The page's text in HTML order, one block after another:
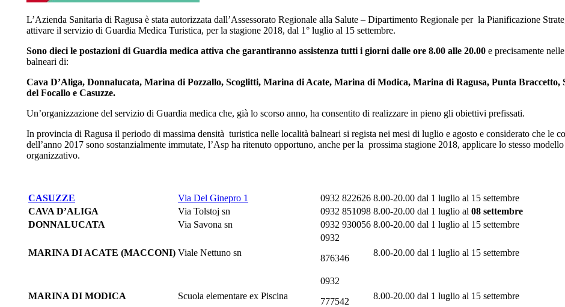
L’Azienda Sanitaria di Ragusa è stata autorizzata dall’Assessorato Regionale alla Salute – Dipartimento Regionale per la Pianificazione
attivare il servizio di Guardia Medica Turistica, per la stagione 2018, dal 1° luglio al 15 settembre.
Sono dieci le postazioni di Guardia medica attiva che garantiranno assistenza tutti i giorni dalle ore 8.00 alle 20.00 e precisamente
balneari di:
Cava D’Aliga, Donnalucata, Marina di Pozzallo, Scoglitti, Marina di Acate, Marina di Modica, Marina di Ragusa, Punta Braccetto,
del Focallo e Casuzze.
Un’organizzazione del servizio di Guardia medica che, già lo scorso anno, ha consentito di realizzare in pieno gli obiettivi prefissati.
In provincia di Ragusa il periodo di massima densità turistica nelle località balneari si regista nei mesi di luglio e agosto e considerato che le
dell’anno 2017 sono sostanzialmente immutate, l’Asp ha ritenuto opportuno, anche per la prossima stagione 2018, applicare lo stesso modello
organizzativo.
CASUZZE Via Del Ginepro 1 0932 822626 8.00-20.00 dal 1 luglio al 15 settembre
CAVA D’ALIGA
Via Tolstoj sn 0932 851098 8.00-20.00 dal 1 luglio al 08 settembre
DONNALUCATA
Via Savona sn 0932 930056 8.00-20.00 dal 1 luglio al 15 settembre
MARINA DI ACATE (MACCONI) Viale Nettuno sn
0932
876346
8.00-20.00 dal 1 luglio al 15 settembre
MARINA DI MODICA Scuola elementare ex Piscina
0932
777542
8.00-20.00 dal 1 luglio al 15 settembre